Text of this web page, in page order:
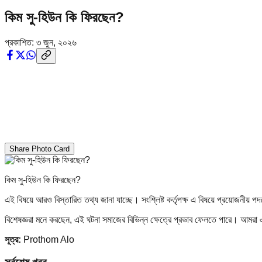
কিম সু-হিউন কি ফিরছেন?
প্রকাশিত: ৩ জুন, ২০২৬
Share Photo Card
কিম সু-হিউন কি ফিরছেন?
এই বিষয়ে আরও বিস্তারিত তথ্য জানা যাচ্ছে। সংশ্লিষ্ট কর্তৃপক্ষ এ বিষয়ে প্রয়োজনীয়
বিশেষজ্ঞরা মনে করছেন, এই ঘটনা সমাজের বিভিন্ন ক্ষেত্রে প্রভাব ফেলতে পারে।
সূত্র: Prothom Alo